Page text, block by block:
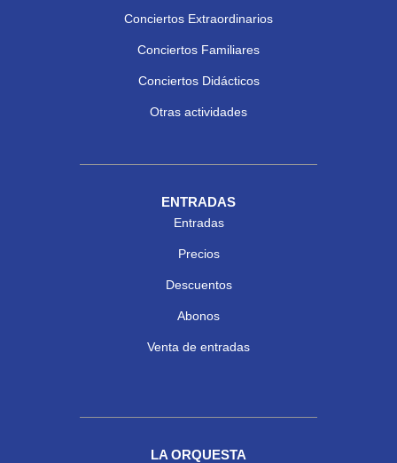
Conciertos Extraordinarios
Conciertos Familiares
Conciertos Didácticos
Otras actividades
ENTRADAS
Entradas
Precios
Descuentos
Abonos
Venta de entradas
LA ORQUESTA